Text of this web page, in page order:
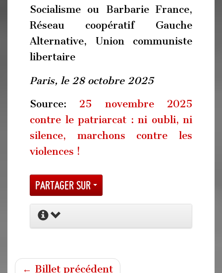
Socialisme ou Barbarie France,
Réseau coopératif Gauche
Alternative, Union communiste
libertaire
Paris, le 28 octobre 2025
Source: 25 novembre 2025
contre le patriarcat : ni oubli, ni
silence, marchons contre les
violences !
Partager sur
← Billet précédent